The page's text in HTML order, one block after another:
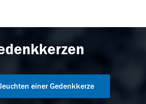
einer Gedenkkerze